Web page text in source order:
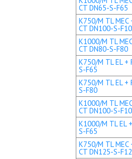
CT DN65-S-F65
K750/M TL MEC
CT DN100-S-
K1000/M TL
CT DN80-S-F80
K750/M TL EL +
S-F65
K750/M TL EL +
S-F80
K1000/M TL
CT DN100-S-
K1000/M TL EL
S-F65
K750/M TL MEC
CT DN125-S-